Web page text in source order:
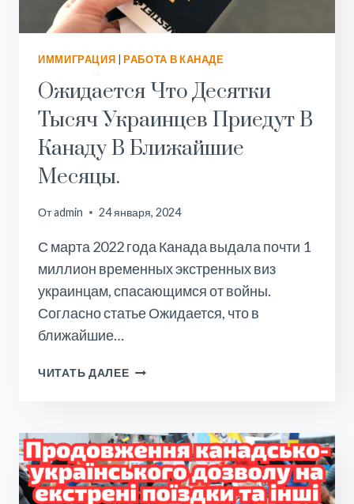
ИММИГРАЦИЯ РАБОТА В КАНАДЕ
Ожидается Что Десятки
Тысяч Украинцев Приедут В
Канаду В Ближайшие
Месяцы.
Отadmin 24 января, 2024
С марта 2022 года Канада выдала почти 1
миллион временных экстренных виз
украинцам, спасающимся от войны.
Согласно статье Ожидается, что в
ближайшие…
ЧИТАТЬ ДАЛЕЕОЖИДАЕТСЯ
УКРАИНЦЕВ
ПРИЕДУТ
В
КАНАДУ